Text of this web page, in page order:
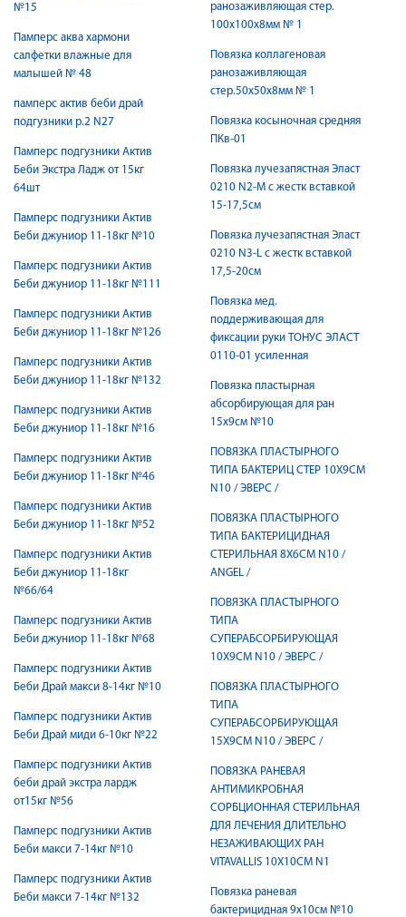
№15
Памперс аква хармони
салфетки влажные для
малышей № 48
памперс актив беби драй
подгузники р.2 N27
Памперс подгузники Актив
Беби Экстра Ладж от 15кг
64шт
Памперс подгузники Актив
Беби джуниор 11-18кг №10
Памперс подгузники Актив
Беби джуниор 11-18кг №111
Памперс подгузники Актив
Беби джуниор 11-18кг №126
Памперс подгузники Актив
Беби джуниор 11-18кг №132
Памперс подгузники Актив
Беби джуниор 11-18кг №16
Памперс подгузники Актив
Беби джуниор 11-18кг №46
Памперс подгузники Актив
Беби джуниор 11-18кг №52
Памперс подгузники Актив
Беби джуниор 11-18кг
№66/64
Памперс подгузники Актив
Беби джуниор 11-18кг №68
Памперс подгузники Актив
Беби Драй макси 8-14кг №10
Памперс подгузники Актив
Беби Драй миди 6-10кг №22
Памперс подгузники Актив
беби драй экстра лардж
от15кг №56
Памперс подгузники Актив
Беби макси 7-14кг №10
Памперс подгузники Актив
Беби макси 7-14кг №132
ранозаживляющая стер.
100х100х8мм № 1
Повязка коллагеновая
ранозаживляющая
стер.50х50х8мм № 1
Повязка косыночная средняя
ПКв-01
Повязка лучезапястная Эласт
0210 N2-M с жестк вставкой
15-17,5см
Повязка лучезапястная Эласт
0210 N3-L с жестк вставкой
17,5-20см
Повязка мед.
поддерживающая для
фиксации руки ТОНУС ЭЛАСТ
0110-01 усиленная
Повязка пластырная
абсорбирующая для ран
15х9см №10
ПОВЯЗКА ПЛАСТЫРНОГО
ТИПА БАКТЕРИЦ СТЕР 10Х9СМ
N10 / ЭВЕРС /
ПОВЯЗКА ПЛАСТЫРНОГО
ТИПА БАКТЕРИЦИДНАЯ
СТЕРИЛЬНАЯ 8Х6СМ N10 /
ANGEL /
ПОВЯЗКА ПЛАСТЫРНОГО
ТИПА
СУПЕРАБСОРБИРУЮЩАЯ
10Х9СМ N10 / ЭВЕРС /
ПОВЯЗКА ПЛАСТЫРНОГО
ТИПА
СУПЕРАБСОРБИРУЮЩАЯ
15Х9СМ N10 / ЭВЕРС /
ПОВЯЗКА РАНЕВАЯ
АНТИМИКРОБНАЯ
СОРБЦИОННАЯ СТЕРИЛЬНАЯ
ДЛЯ ЛЕЧЕНИЯ ДЛИТЕЛЬНО
НЕЗАЖИВАЮЩИХ РАН
VITAVALLIS 10Х10СМ N1
Повязка раневая
бактерицидная 9х10см №10